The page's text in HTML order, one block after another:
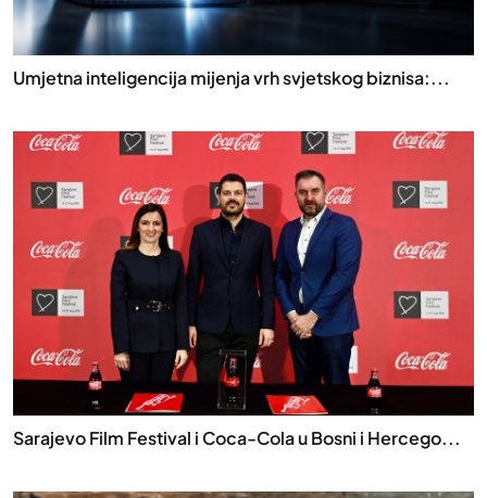
Umjetna inteligencija mijenja vrh svjetskog biznisa:...
Sarajevo Film Festival i Coca-Cola u Bosni i Hercego...